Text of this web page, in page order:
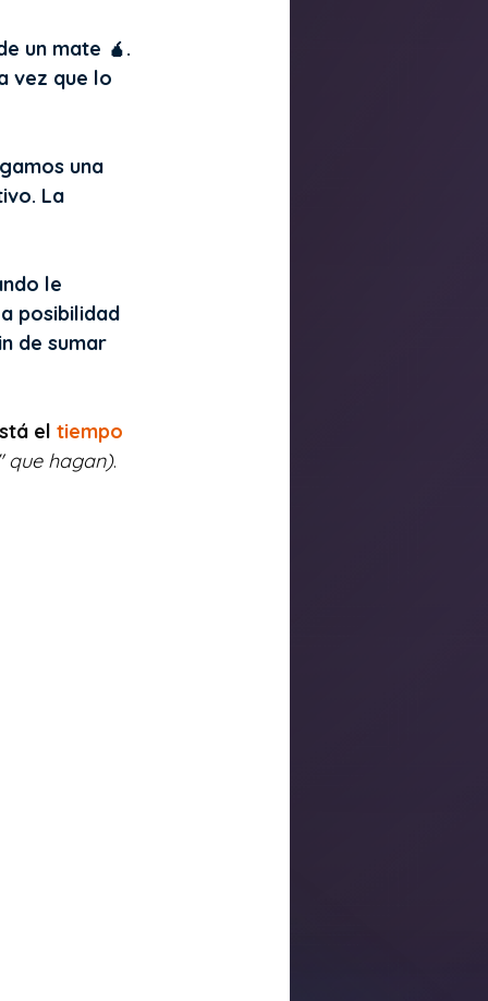
un mate 🧉.
vez que lo
una
La
le
posibilidad
de sumar
el tiempo
que hagan).